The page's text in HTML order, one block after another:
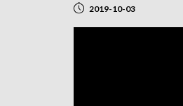
2019-10-03